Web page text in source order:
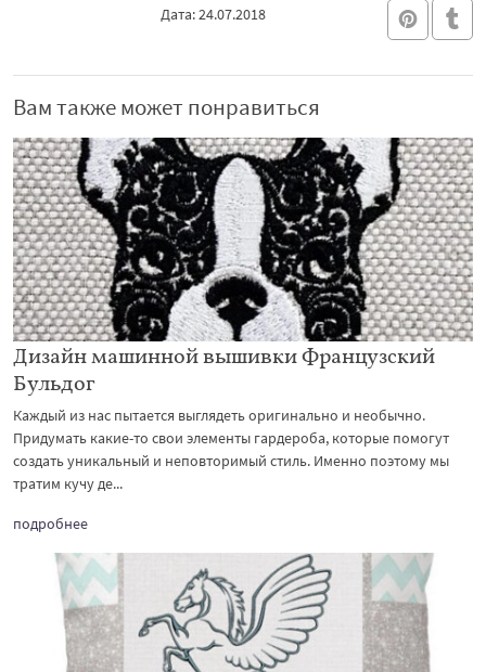
Дата: 24.07.2018
Вам также может понравиться
Дизайн машинной вышивки Французский
Бульдог
Каждый из нас пытается выглядеть оригинально и необычно.
Придумать какие-то свои элементы гардероба, которые помогут
создать уникальный и неповторимый стиль. Именно поэтому мы
тратим кучу де...
подробнее